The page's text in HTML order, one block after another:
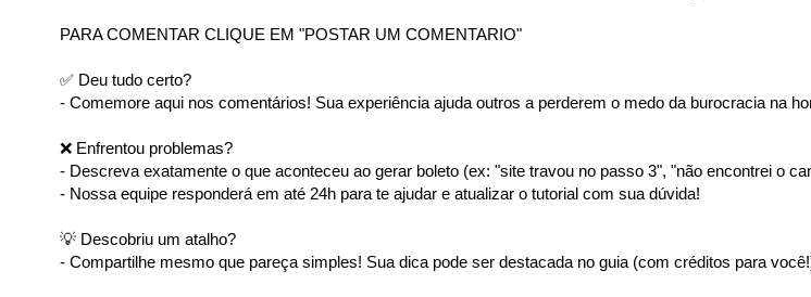
PARA COMENTAR CLIQUE EM "POSTAR UM COMENTARIO"
✅ Deu tudo certo?
- Comemore aqui nos comentários! Sua experiência ajuda outros a perderem o medo da burocracia na
❌ Enfrentou problemas?
- Descreva exatamente o que aconteceu ao gerar boleto (ex: "site travou no passo 3", "não encontrei o
- Nossa equipe responderá em até 24h para te ajudar e atualizar o tutorial com sua dúvida!
💡 Descobriu um atalho?
- Compartilhe mesmo que pareça simples! Sua dica pode ser destacada no guia (com créditos para